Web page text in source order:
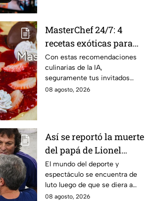
MasterChef 24/7: 4
recetas exóticas para
pizzas dulces que le
darán un toque
sofisticado a tu mesa
Con estas recomendaciones
culinarias de la IA,
seguramente tus invitados
quedarán encantados a la hora
08 agosto, 2026
Así se reportó la muerte
del papá de Lionel
Messi en vivo; estos
son los detalles en
Venga La Alegría
El mundo del deporte y
espectáculo se encuentra de
luto luego de que se diera a
conocer el fallecimiento del
08 agosto, 2026